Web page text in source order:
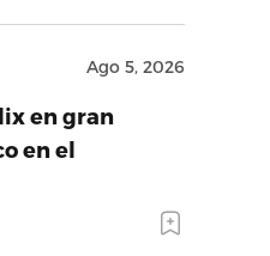
Ago 5, 2026
en gran
en el